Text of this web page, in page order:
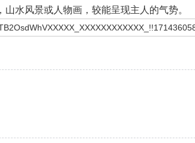
水风景或人物画，较能呈现主人的气势。